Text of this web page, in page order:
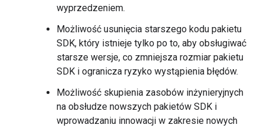
wyprzedzeniem.
Możliwość usunięcia starszego kodu pakietu
SDK, który istnieje tylko po to, aby obsługiwać
starsze wersje, co zmniejsza rozmiar pakietu
SDK i ogranicza ryzyko wystąpienia błędów.
Możliwość skupienia zasobów inżynieryjnych
na obsłudze nowszych pakietów SDK i
wprowadzaniu innowacji w zakresie nowych